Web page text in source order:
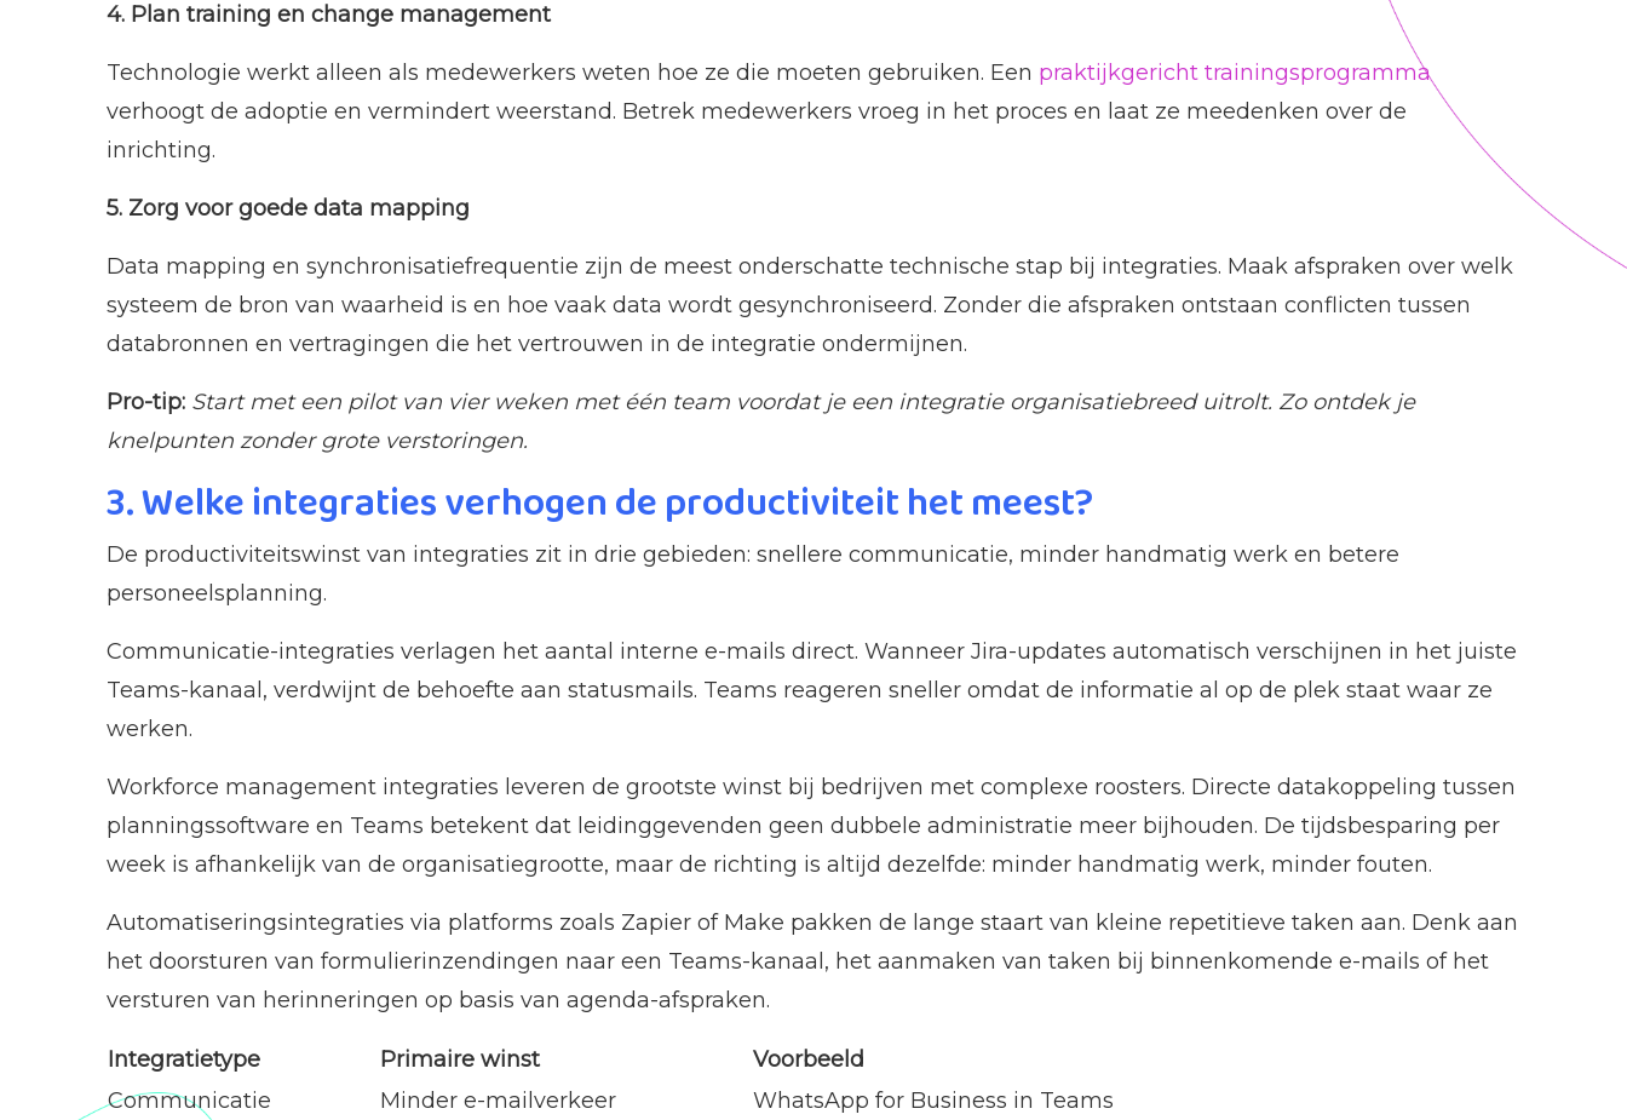
4. Plan training en change management
Technologie werkt alleen als medewerkers weten hoe ze die moeten gebruiken. Een praktijkgericht trainingsprogramma
verhoogt de adoptie en vermindert weerstand. Betrek medewerkers vroeg in het proces en laat ze meedenken over de
inrichting.
5. Zorg voor goede data mapping
Data mapping en synchronisatiefrequentie zijn de meest onderschatte technische stap bij integraties. Maak afspraken over welk
systeem de bron van waarheid is en hoe vaak data wordt gesynchroniseerd. Zonder die afspraken ontstaan conflicten tussen
databronnen en vertragingen die het vertrouwen in de integratie ondermijnen.
Pro-tip: Start met een pilot van vier weken met één team voordat je een integratie organisatiebreed uitrolt. Zo ontdek je
knelpunten zonder grote verstoringen.
3. Welke integraties verhogen de productiviteit het meest?
De productiviteitswinst van integraties zit in drie gebieden: snellere communicatie, minder handmatig werk en betere
personeelsplanning.
Communicatie-integraties verlagen het aantal interne e-mails direct. Wanneer Jira-updates automatisch verschijnen in het juiste
Teams-kanaal, verdwijnt de behoefte aan statusmails. Teams reageren sneller omdat de informatie al op de plek staat waar ze
werken.
Workforce management integraties leveren de grootste winst bij bedrijven met complexe roosters. Directe datakoppeling tussen
planningssoftware en Teams betekent dat leidinggevenden geen dubbele administratie meer bijhouden. De tijdsbesparing per
week is afhankelijk van de organisatiegrootte, maar de richting is altijd dezelfde: minder handmatig werk, minder fouten.
Automatiseringsintegraties via platforms zoals Zapier of Make pakken de lange staart van kleine repetitieve taken aan. Denk aan
het doorsturen van formulierinzendingen naar een Teams-kanaal, het aanmaken van taken bij binnenkomende e-mails of het
versturen van herinneringen op basis van agenda-afspraken.
Integratietype Primaire winst
Voorbeeld
Communicatie
Minder e-mailverkeer WhatsApp for Business in Teams